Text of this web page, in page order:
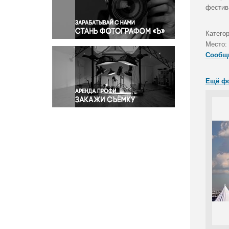
Правосудие
Происшествия и конфликты
Религия
Светская жизнь
Спорт
Экология
Экономика и бизнес
Место:
Ещё